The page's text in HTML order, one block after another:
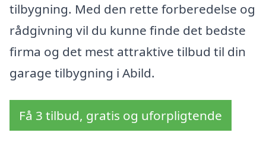
tilbygning. Med den rette forberedelse og
rådgivning vil du kunne finde det bedste
firma og det mest attraktive tilbud til din
garage tilbygning i Abild.
Få 3 tilbud, gratis og uforpligtende